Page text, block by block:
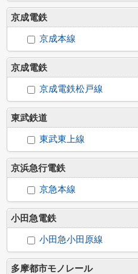
京成電鉄
京成本線
京成電鉄
京成電鉄松戸線
東武鉄道
東武東上線
京浜急行電鉄
京急本線
小田急電鉄
小田急小田原線
多摩都市モノレール